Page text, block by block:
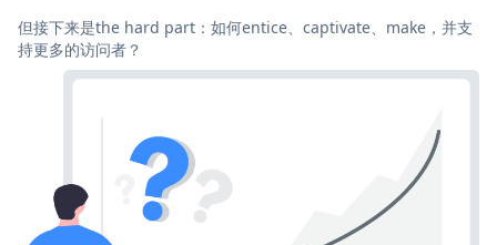
但接下来是the hard part：如何entice、captivate、make，并支
持更多的访问者？